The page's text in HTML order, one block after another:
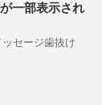
一部表示され
セージ歯抜け